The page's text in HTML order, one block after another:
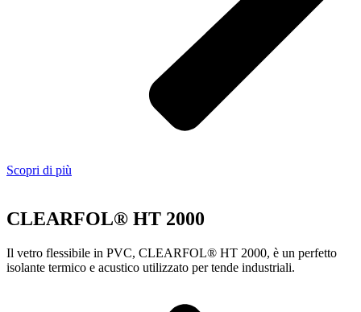
Scopri di più
CLEARFOL® HT 2000
Il vetro flessibile in PVC, CLEARFOL® HT 2000, è un perfetto
isolante termico e acustico utilizzato per tende industriali.